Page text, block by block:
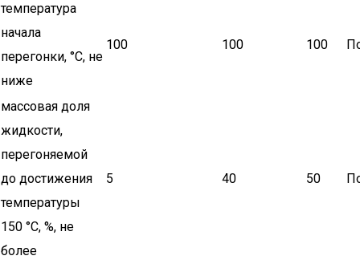
температура
начала
перегонки, °С, не
ниже
100 100 100
массовая доля
жидкости,
перегоняемой
до достижения
температуры
150 °С, %, не
более
5 40 50